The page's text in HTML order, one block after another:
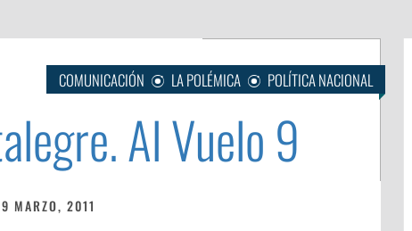
COMUNICACIÓN LA POLÉMICA POLÍTICA NACIONAL
Al Vuelo 9
9 MARZO, 2011